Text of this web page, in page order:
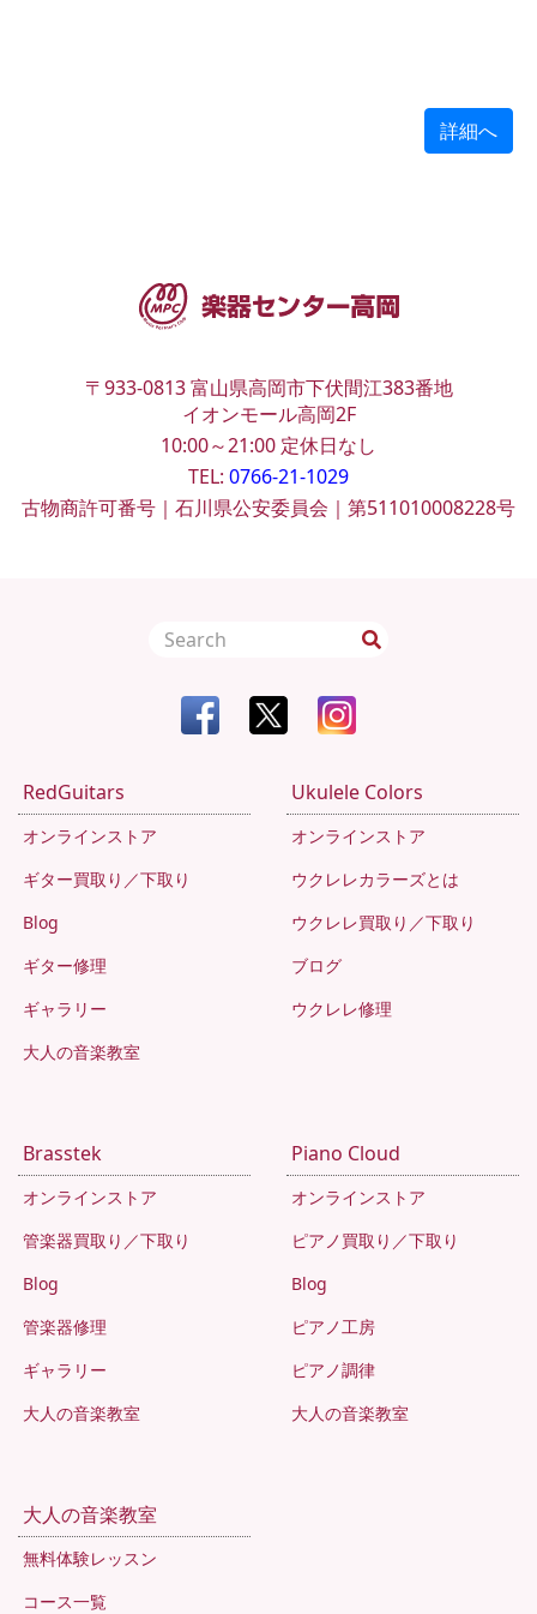
詳細へ
〒933-0813 富山県高岡市下伏間江383番地
イオンモール高岡2F
10:00～21:00 定休日なし
TEL: 0766-21-1029
古物商許可番号｜石川県公安委員会｜第511010008228号
RedGuitars
オンラインストア
ギター買取り／下取り
Blog
ギター修理
ギャラリー
大人の音楽教室
Ukulele Colors
オンラインストア
ウクレレカラーズとは
ウクレレ買取り／下取り
ブログ
ウクレレ修理
Brasstek
オンラインストア
管楽器買取り／下取り
Blog
管楽器修理
ギャラリー
大人の音楽教室
Piano Cloud
オンラインストア
ピアノ買取り／下取り
Blog
ピアノ工房
ピアノ調律
大人の音楽教室
大人の音楽教室
無料体験レッスン
コース一覧